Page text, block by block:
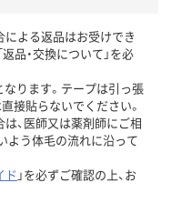
による返品はお受けでき
品・交換について」を必
ります。テープは引っ張
接貼らないでください。
、医師又は薬剤師にご相
よう体毛の流れに沿って
ド 」を必ずご確認の上、お